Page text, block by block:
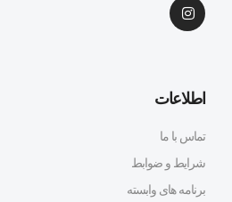
اطلاعات
تماس با ما
شرایط و ضوابط
برنامه های وابسته